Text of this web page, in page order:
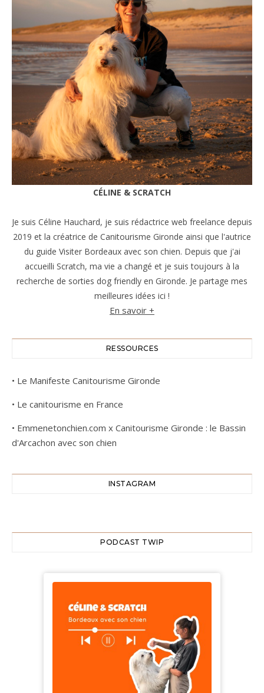
CÉLINE & SCRATCH
Je suis Céline Hauchard, je suis rédactrice web freelance depuis
2019 et la créatrice de Canitourisme Gironde ainsi que l'autrice
du guide Visiter Bordeaux avec son chien. Depuis que j'ai
accueilli Scratch, ma vie a changé et je suis toujours à la
recherche de sorties dog friendly en Gironde. Je partage mes
meilleures idées ici !
En savoir +
RESSOURCES
• Le Manifeste Canitourisme Gironde
• Le canitourisme en France
• Emmenetonchien.com x Canitourisme Gironde : le Bassin
d'Arcachon avec son chien
INSTAGRAM
PODCAST TWIP